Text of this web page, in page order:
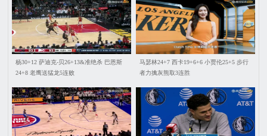
杨30+12 萨迪克-贝26+13&准绝杀 巴恩斯
24+8 老鹰送猛龙5连败
马瑟林24+7 西卡19+6+6 小贾伦25+5 步行
者力擒灰熊取3连胜